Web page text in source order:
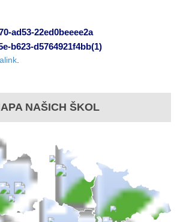
ad53-22ed0beeee2a
b623-d5764921f4bb(1)
NAŠICH ŠKOL